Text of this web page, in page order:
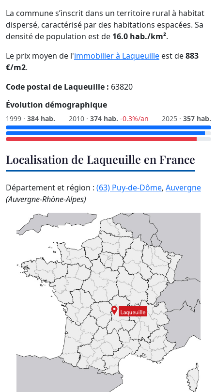
La commune s’inscrit dans un territoire rural à habitat
dispersé, caractérisé par des habitations espacées. Sa
densité de population est de 16.0 hab./km².
Le prix moyen de l'immobilier à Laqueuille est de883
€/m2.
Code postal de Laqueuille : 63820
Évolution démographique
1999 · 384 hab. 2010 · 374 hab. -0.3%/an 2025 · 357 hab.
Localisation de Laqueuille en France
Département et région : (63) Puy-de-Dôme, Auvergne
(Auvergne-Rhône-Alpes)